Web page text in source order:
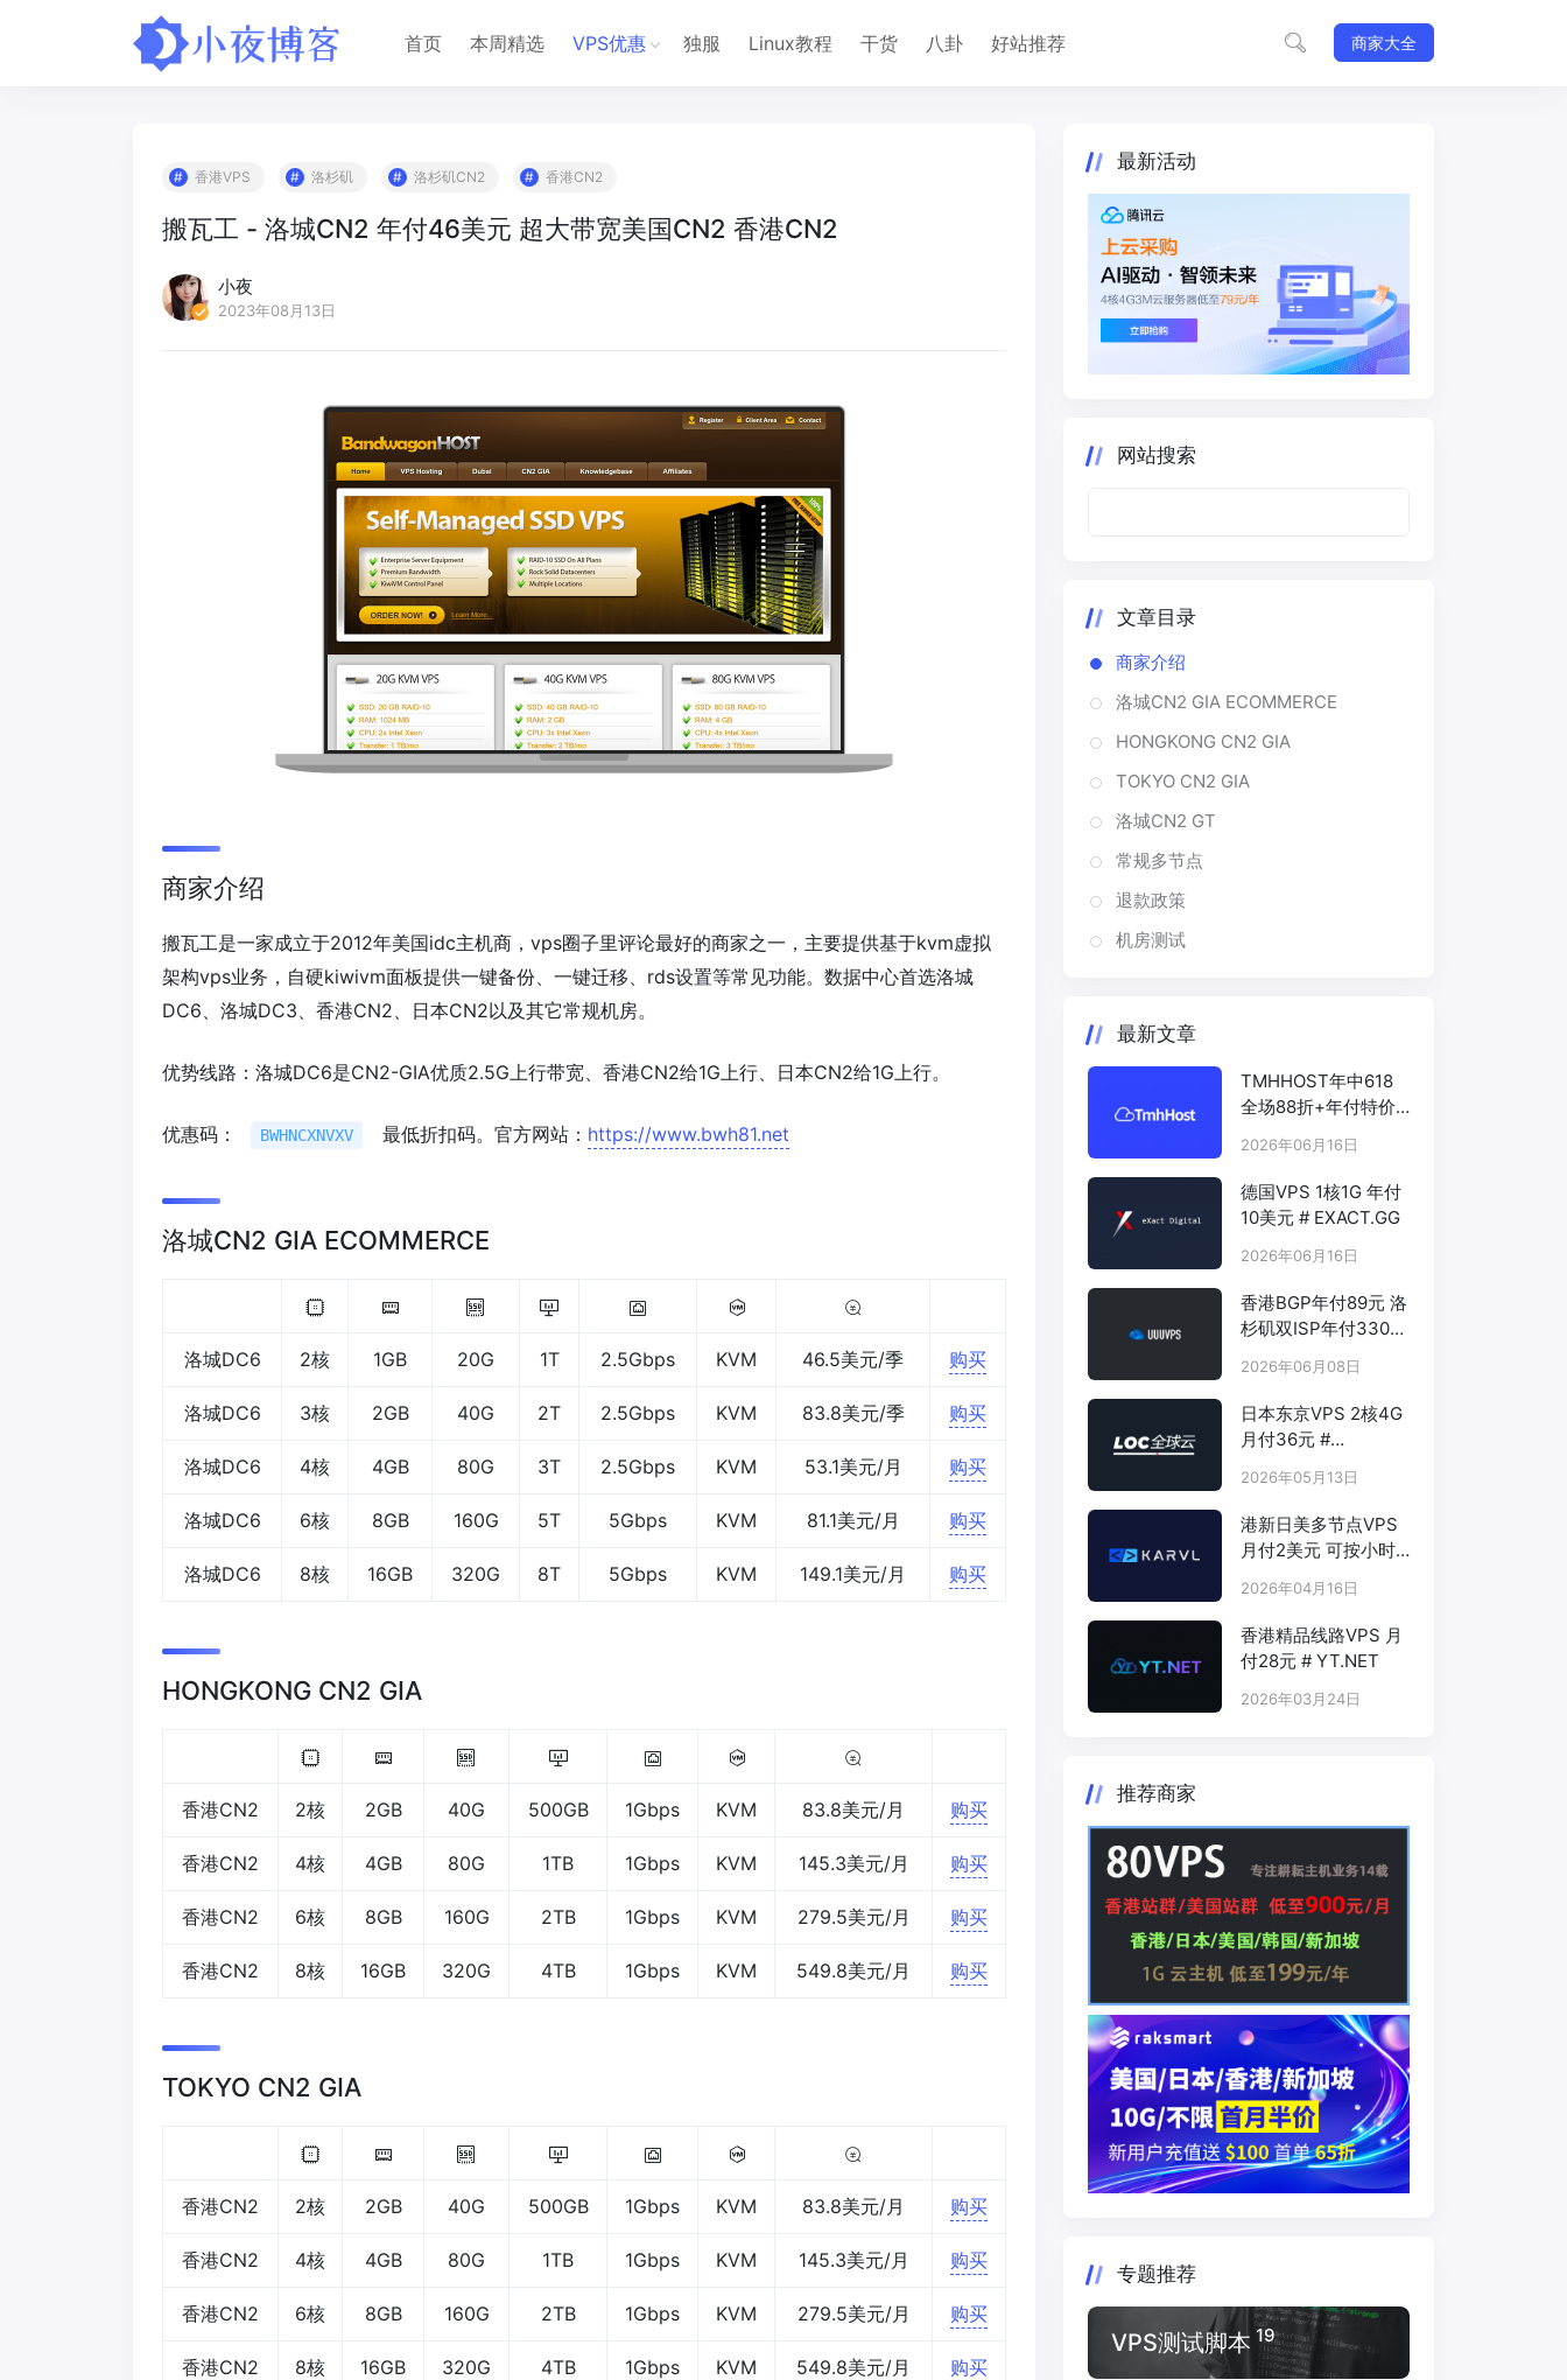
首页 本周精选 VPS优惠 独服 Linux教程 干货 八卦 好站推荐 商家大全
香港VPS 洛杉矶 洛杉矶CN2 香港CN2
搬瓦工 - 洛城CN2 年付46美元 超大带宽美国CN2 香港CN2
小夜
2023年08月13日
商家介绍
搬瓦工是一家成立于2012年美国idc主机商，vps圈子里评论最好的商家之一，主要提供基于kvm虚拟
架构vps业务，自硬kiwivm面板提供一键备份、一键迁移、rds设置等常见功能。数据中心首选洛城
DC6、洛城DC3、香港CN2、日本CN2以及其它常规机房。
优势线路：洛城DC6是CN2-GIA优质2.5G上行带宽、香港CN2给1G上行、日本CN2给1G上行。
优惠码： BWHNCXNVXV 最低折扣码。官方网站： https://www.bwh81.net
洛城CN2 GIA ECOMMERCE
洛城DC6 2核 1GB 20G 1T 2.5Gbps KVM 46.5美元/季 购买
洛城DC6 3核 2GB 40G 2T 2.5Gbps KVM 83.8美元/季 购买
洛城DC6 4核 4GB 80G 3T 2.5Gbps KVM 53.1美元/月 购买
洛城DC6 6核 8GB 160G 5T 5Gbps KVM 81.1美元/月 购买
洛城DC6 8核 16GB 320G 8T 5Gbps KVM 149.1美元/月 购买
HONGKONG CN2 GIA
香港CN2 2核 2GB 40G 500GB 1Gbps KVM 83.8美元/月 购买
香港CN2 4核 4GB 80G 1TB 1Gbps KVM 145.3美元/月 购买
香港CN2 6核 8GB 160G 2TB 1Gbps KVM 279.5美元/月 购买
香港CN2 8核 16GB 320G 4TB 1Gbps KVM 549.8美元/月 购买
TOKYO CN2 GIA
香港CN2 2核 2GB 40G 500GB 1Gbps KVM 83.8美元/月 购买
香港CN2 4核 4GB 80G 1TB 1Gbps KVM 145.3美元/月 购买
香港CN2 6核 8GB 160G 2TB 1Gbps KVM 279.5美元/月 购买
香港CN2 8核 16GB 320G 4TB 1Gbps KVM 549.8美元/月 购买
最新活动
网站搜索
文章目录
商家介绍
洛城CN2 GIA ECOMMERCE
HONGKONG CN2 GIA
TOKYO CN2 GIA
洛城CN2 GT
常规多节点
退款政策
机房测试
最新文章
TMHHOST年中618
全场88折+年付特价
2026年06月16日
德国VPS 1核1G 年付
10美元 # EXACT.GG
2026年06月16日
香港BGP年付89元 洛
杉矶双ISP年付330元
2026年06月08日
日本东京VPS 2核4G
月付36元 #
2026年05月13日
港新日美多节点VPS
月付2美元 可按小时
2026年04月16日
香港精品线路VPS 月
付28元 # YT.NET
2026年03月24日
推荐商家
专题推荐
VPS测试脚本 19